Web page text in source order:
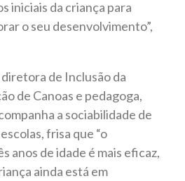
iniciais da criança para
o seu desenvolvimento”,
de Inclusão da
de Canoas e pedagoga,
a sociabilidade de
frisa que “o
anos de idade é mais eficaz,
ainda está em